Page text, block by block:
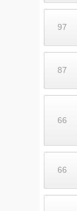
97
87
66
66